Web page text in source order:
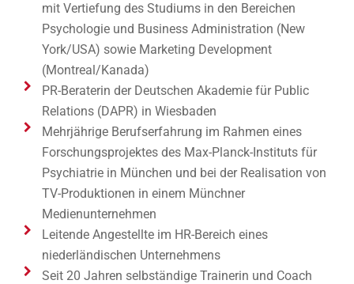
mit Vertiefung des Studiums in den Bereichen
Psychologie und Business Administration (New
York/USA) sowie Marketing Development
(Montreal/Kanada)
PR-Beraterin der Deutschen Akademie für Public
Relations (DAPR) in Wiesbaden
Mehrjährige Berufserfahrung im Rahmen eines
Forschungsprojektes des Max-Planck-Instituts für
Psychiatrie in München und bei der Realisation von
TV-Produktionen in einem Münchner
Medienunternehmen
Leitende Angestellte im HR-Bereich eines
niederländischen Unternehmens
Seit 20 Jahren selbständige Trainerin und Coach